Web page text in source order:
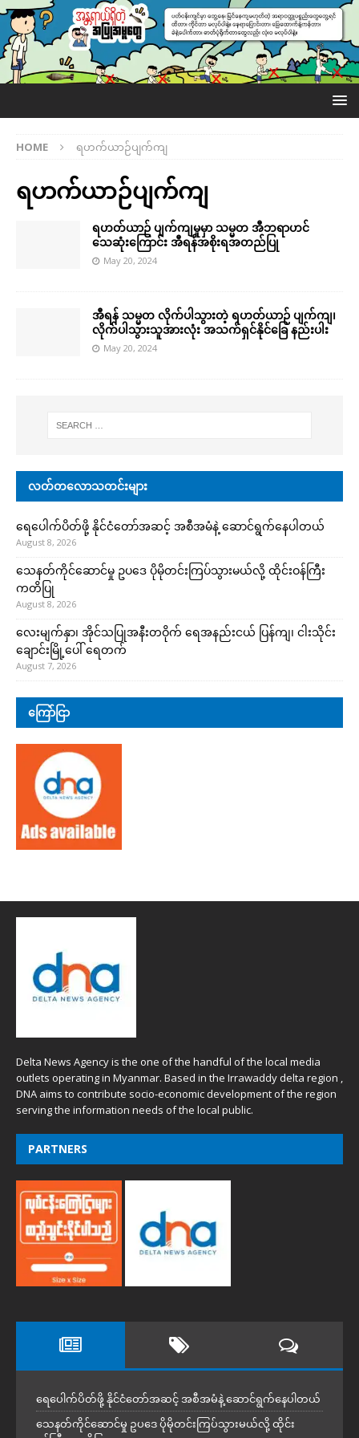
HOME ရဟက်ယာဉ်ပျက်ကျ
ရဟက်ယာဉ်ပျက်ကျ
ရဟတ်ယာဉ် ပျက်ကျမှုမှာ သမ္မတ အီဘရာဟင်
သေဆုံးကြောင်း အီရန်အစိုးရအတည်ပြု
May 20, 2024
အီရန် သမ္မတ လိုက်ပါသွားတဲ့ ရဟတ်ယာဉ် ပျက်ကျ၊
လိုက်ပါသွားသူအားလုံး အသက်ရှင်နိုင်ခြေ နည်းပါး
May 20, 2024
လတ်တလောသတင်းများ
ရေပေါက်ပိတ်ဖို့ နိုင်ငံတော်အဆင့် အစီအမံနဲ့ ဆောင်ရွက်နေပါတယ်
August 8, 2026
သေနတ်ကိုင်ဆောင်မှု ဥပဒေ ပိုမိုတင်းကြပ်သွားမယ်လို့ ထိုင်းဝန်ကြီး
ကတိပြု
August 8, 2026
လေးမျက်နှာ၊ အိုင်သပြုအနီးတဝိုက် ရေအနည်းငယ် ပြန်ကျ၊ ငါးသိုင်း
ချောင်းမြို့ပေါ် ရေတက်
August 7, 2026
ကြော်ငြာ
Delta News Agency is the one of the handful of the local media
outlets operating in Myanmar. Based in the Irrawaddy delta region ,
DNA aims to contribute socio-economic development of the region
serving the information needs of the local public.
PARTNERS
ရေပေါက်ပိတ်ဖို့ နိုင်ငံတော်အဆင့် အစီအမံနဲ့ ဆောင်ရွက်နေပါတယ်
သေနတ်ကိုင်ဆောင်မှု ဥပဒေ ပိုမိုတင်းကြပ်သွားမယ်လို့ ထိုင်း